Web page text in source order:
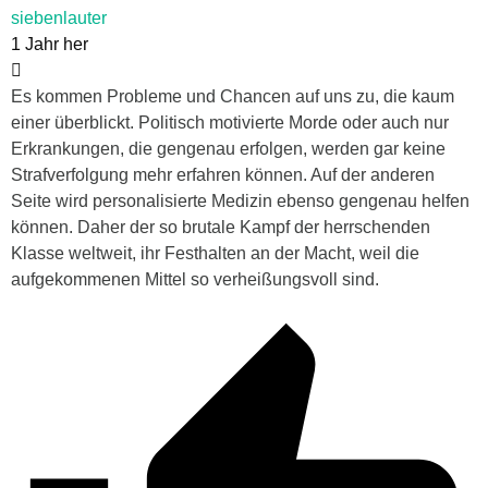
siebenlauter
1 Jahr her
Es kommen Probleme und Chancen auf uns zu, die kaum
einer überblickt. Politisch motivierte Morde oder auch nur
Erkrankungen, die gengenau erfolgen, werden gar keine
Strafverfolgung mehr erfahren können. Auf der anderen
Seite wird personalisierte Medizin ebenso gengenau helfen
können. Daher der so brutale Kampf der herrschenden
Klasse weltweit, ihr Festhalten an der Macht, weil die
aufgekommenen Mittel so verheißungsvoll sind.